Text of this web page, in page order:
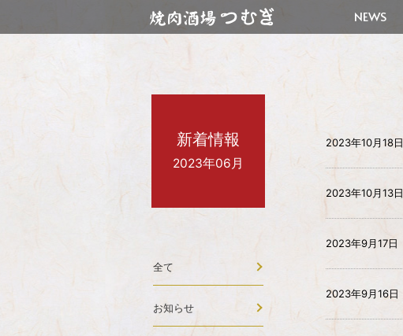
2023年10月18日
2023年10月13日
2023年9月17日
2023年9月16日
新着情報
2023年06月
全て
お知らせ
NEWS